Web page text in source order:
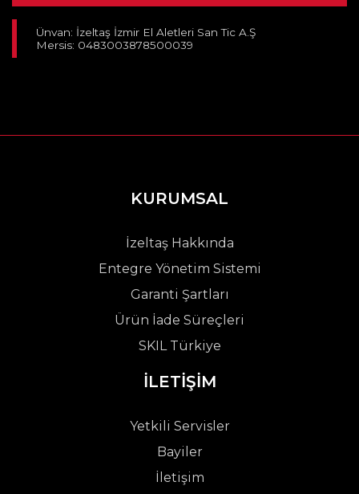
Ünvan: İzeltaş İzmir El Aletleri San Tic A.Ş
Mersis: 0483003878500039
KURUMSAL
İzeltaş Hakkında
Entegre Yönetim Sistemi
Garanti Şartları
Ürün İade Süreçleri
SKIL Türkiye
İLETİŞİM
Yetkili Servisler
Bayiler
İletişim